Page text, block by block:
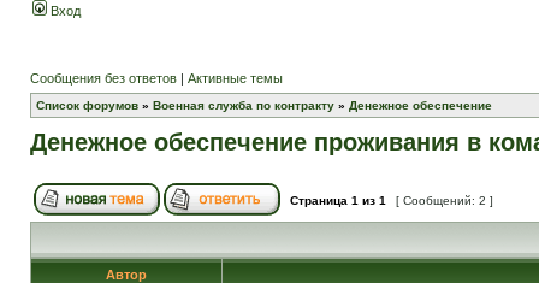
Вход
Сообщения без ответов | Активные темы
Список форумов » Военная служба по контракту » Денежное обеспечение
Денежное обеспечение проживания в
Страница 1 из 1 [ Сообщений: 2 ]
Автор